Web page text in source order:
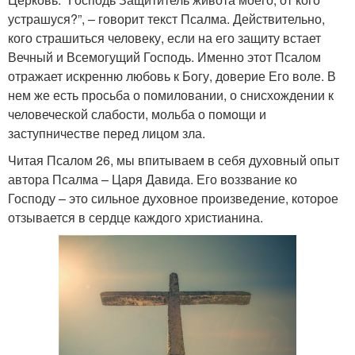
устрашуся?”, – говорит текст Псалма. Действительно,
кого страшиться человеку, если на его защиту встает
Вечный и Всемогущий Господь. Именно этот Псалом
отражает искренню любовь к Богу, доверие Его воле. В
нем же есть просьба о помиловании, о снисхождении к
человеческой слабости, мольба о помощи и
заступничестве перед лицом зла.
Читая Псалом 26, мы впитываем в себя духовный опыт
автора Псалма – Царя Давида. Его воззвание ко
Господу – это сильное духовное произведение, которое
отзывается в сердце каждого христианина.